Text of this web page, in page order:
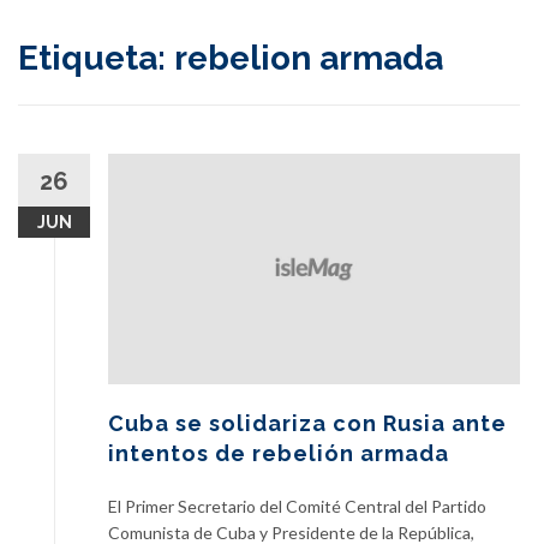
Etiqueta: rebelion armada
26
JUN
Cuba se solidariza con Rusia ante
intentos de rebelión armada
El Primer Secretario del Comité Central del Partido
Comunista de Cuba y Presidente de la República,